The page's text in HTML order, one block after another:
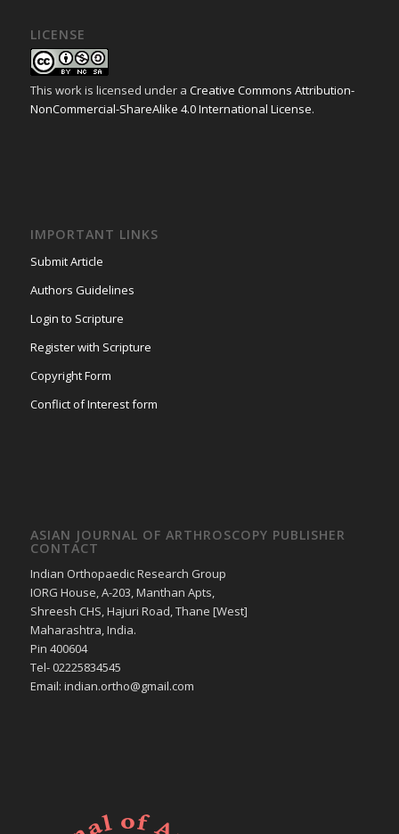
LICENSE
This work is licensed under a Creative Commons Attribution-
NonCommercial-ShareAlike 4.0 International License.
IMPORTANT LINKS
Submit Article
Authors Guidelines
Login to Scripture
Register with Scripture
Copyright Form
Conflict of Interest form
ASIAN JOURNAL OF ARTHROSCOPY PUBLISHER
CONTACT
Indian Orthopaedic Research Group
IORG House, A-203, Manthan Apts,
Shreesh CHS, Hajuri Road, Thane [West]
Maharashtra, India.
Pin 400604
Tel- 02225834545
Email: indian.ortho@gmail.com